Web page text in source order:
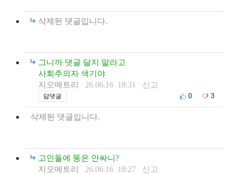
삭제된 댓글입니다.
그니까 댓글 달지 말라고
사회주의자 색기야
지오메트리
26.06.16 18:31 신고
답댓글 0 3
삭제된 댓글입니다.
고인돌에 똥은 안싸니?
지오메트리
26.06.16 18:27 신고